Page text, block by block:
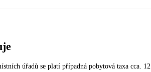
úřadů se platí případná pobytová taxa cca.